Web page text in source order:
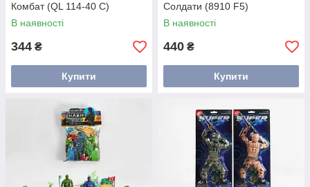
Комбат (QL 114-40 C)
В наявності
344 ₴
Купити
Солдати (8910 F5)
В наявності
440 ₴
Купити